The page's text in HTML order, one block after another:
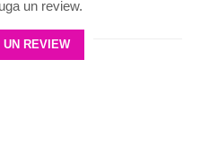
un review.
UN REVIEW